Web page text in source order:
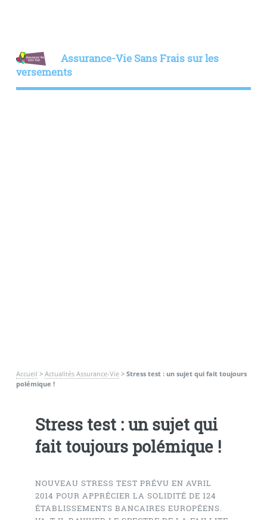
Assurance-Vie Sans Frais sur les
versements
Accueil > Actualités Assurance-Vie> Stress test : un sujet qui fait toujours
polémique !
Stress test : un sujet qui
fait toujours polémique !
NOUVEAU STRESS TEST PRÉVU EN AVRIL
2014 POUR APPRÉCIER LA SOLIDITÉ DE 124
ÉTABLISSEMENTS BANCAIRES EUROPÉENS.